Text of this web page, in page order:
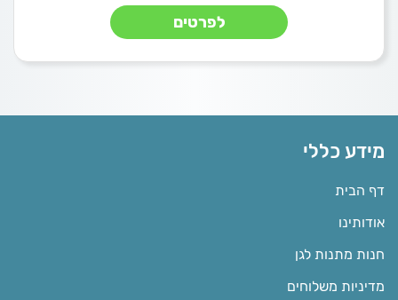
לפרטים
מידע כללי
דף הבית
אודותינו
חנות מתנות לגן
מדיניות משלוחים